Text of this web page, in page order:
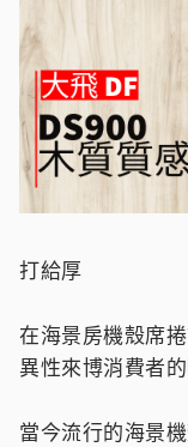
打給厚
在海景房機殼席
異性來博消費者的
當今流行的海景